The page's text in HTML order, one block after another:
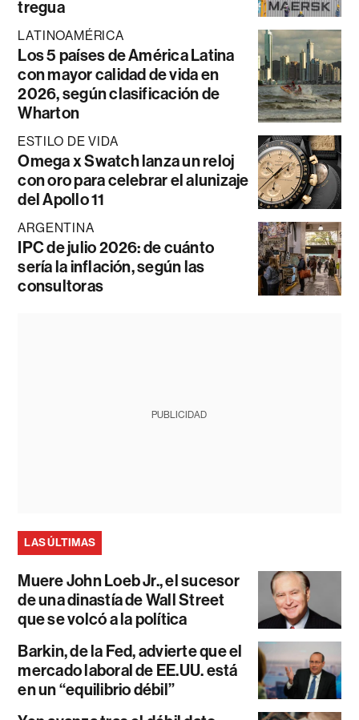
tregua
LATINOAMÉRICA
Los 5 países de América Latina
con mayor calidad de vida en
2026, según clasificación de
Wharton
ESTILO DE VIDA
Omega x Swatch lanza un reloj
con oro para celebrar el alunizaje
del Apollo 11
ARGENTINA
IPC de julio 2026: de cuánto
sería la inflación, según las
consultoras
PUBLICIDAD
LAS ÚLTIMAS
Muere John Loeb Jr., el sucesor
de una dinastía de Wall Street
que se volcó a la política
Barkin, de la Fed, advierte que el
mercado laboral de EE.UU. está
en un “equilibrio débil”